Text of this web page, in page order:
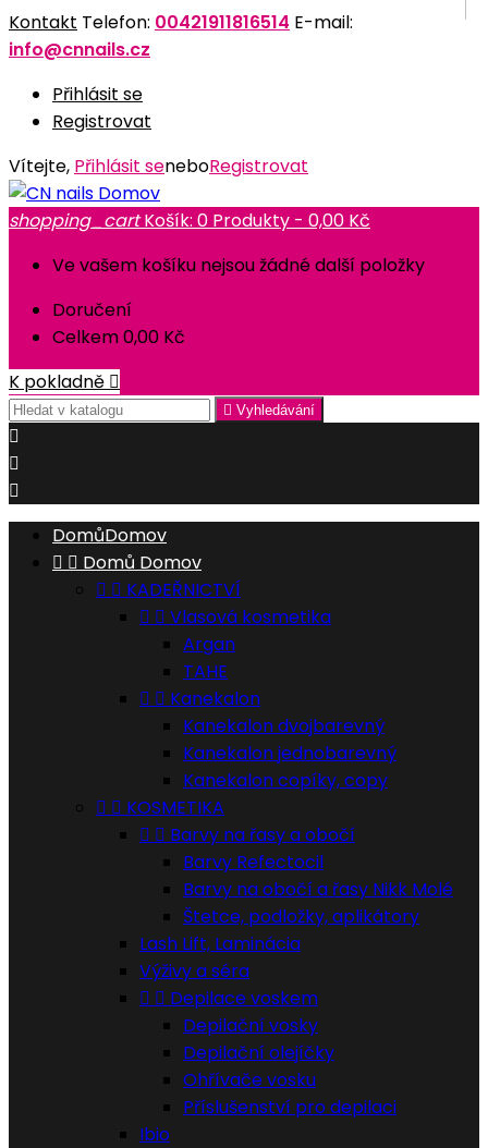
Kontakt Telefon: 00421911816514 E-mail:
info@cnnails.cz
Přihlásit se
Registrovat
Vítejte, Přihlásit seneboRegistrovat
Domov
shopping_cart Košík: 0 Produkty - 0,00 Kč
Ve vašem košíku nejsou žádné další položky
Doručení
Celkem0,00 Kč
K pokladně 
 Vyhledávání



DomůDomov
  Domů Domov
  KADEŘNICTVÍ
  Vlasová kosmetika
Argan
TAHE
  Kanekalon
Kanekalon dvojbarevný
Kanekalon jednobarevný
Kanekalon copíky, copy
  KOSMETIKA
  Barvy na řasy a obočí
Barvy Refectocil
Barvy na obočí a řasy Nikk Molé
Štetce, podložky, aplikátory
Lash Lift, Laminácia
Výživy a séra
  Depilace voskem
Depilační vosky
Depilační olejíčky
Ohřívače vosku
Příslušenství pro depilaci
Ibio